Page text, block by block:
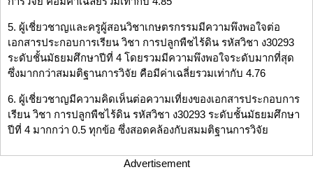
5. ผู้เชี่ยวชาญและครูผู้สอนวิชาเกษตรกรรมมีความพึงพอใจต่อ
เอกสารประกอบการเรียน วิชา การปลูกพืชไร้ดิน รหัสวิชา ง30293
ระดับชั้นมัธยมศึกษาปีที่ 4 โดยรวมมีความพึงพอใจระดับมากที่สุด
ซึ่งมากกว่าสมมติฐานการวิจัย คือมีค่าเฉลี่ยรวมเท่ากับ 4.76
6. ผู้เชี่ยวชาญมีความคิดเห็นต่อความเที่ยงของเอกสารประกอบการ
เรียน วิชา การปลูกพืชไร้ดิน รหัสวิชา ง30293 ระดับชั้นมัธยมศึกษา
ปีที่ 4 มากกว่า 0.5 ทุกข้อ ซึ่งสอดคล้องกับสมมติฐานการวิจัย
Advertisement